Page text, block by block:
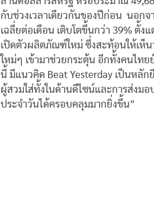
กับช่วงเวลาเดียวกันของปีก่อน นอกจ
เฉลี่ยต่อเดือน เติบโตขึ้นกว่า 39% ตั้
เปิดตัวผลิตภัณฑ์ใหม่ ซึ่งสะท้อนให้เห็น
ใหม่ๆ เข้ามาช่วยกระตุ้น อีกทั้งคนไท
นี้ มีแนวคิด Beat Yesterday เป็นหลั
ผู้สวมใส่ทั้งในด้านดีไซน์และการส่งม
ประจำวันได้ครอบคลุมมากยิ่งขึ้น”